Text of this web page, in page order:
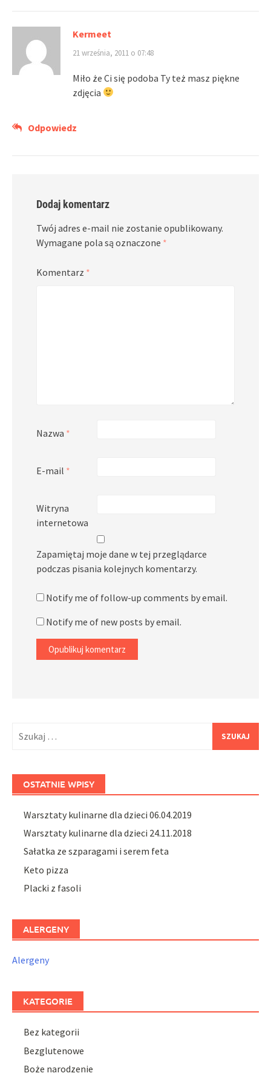
Kermeet
21 września, 2011 o 07:48
Miło że Ci się podoba Ty też masz piękne
zdjęcia
Odpowiedz
Dodaj komentarz
Twój adres e-mail nie zostanie opublikowany.
Wymagane pola są oznaczone *
Komentarz *
Nazwa *
E-mail *
Witryna
internetowa
Zapamiętaj moje dane w tej przeglądarce
podczas pisania kolejnych komentarzy.
Notify me of follow-up comments by email.
Notify me of new posts by email.
OSTATNIE WPISY
Warsztaty kulinarne dla dzieci 06.04.2019
Warsztaty kulinarne dla dzieci 24.11.2018
Sałatka ze szparagami i serem feta
Keto pizza
Placki z fasoli
ALERGENY
Alergeny
KATEGORIE
Bez kategorii
Bezglutenowe
Boże narodzenie